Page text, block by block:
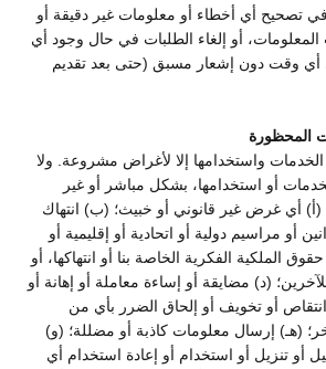
في تصحيح أي أخطاء أو معلومات غير دقيقة أو
المعلومات، أو إلغاء الطلبات في حال وجود أي
أي وقت دون إشعار مسبق (حتى بعد تقديم
واستخدامها إلا لأغراض مشروعة. ولا
أو استخدامها، بشكل مباشر أو غير
(أ) أي غرض غير قانوني أو خبيث؛ (ب) انتهاك
أو مراسيم دولية أو اتحادية أو إقليمية أو
الملكية الفكرية الخاصة بنا أو انتهاكها، أو
(د) مضايقة أو إساءة معاملة أو إهانة أو
انتقاص أو تخويف أو إلحاق الضرر بأي من
(هـ) إرسال معلومات كاذبة أو مضللة؛ (و)
أو تنزيل أو استخدام أو إعادة استخدام أي